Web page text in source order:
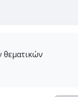
θεματικών